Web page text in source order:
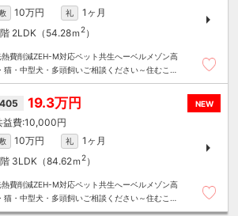
10万円 礼
1ヶ月
2LDK（54.28ｍ2）
費削減ZEH-M対応ペット共生へーベルメゾン高
・中型犬・多頭飼いご相談ください～住むこと
NEW
405 19.3万円
10,000円
10万円 礼
1ヶ月
3LDK（84.62ｍ2）
費削減ZEH-M対応ペット共生へーベルメゾン高
・中型犬・多頭飼いご相談ください～住むこと